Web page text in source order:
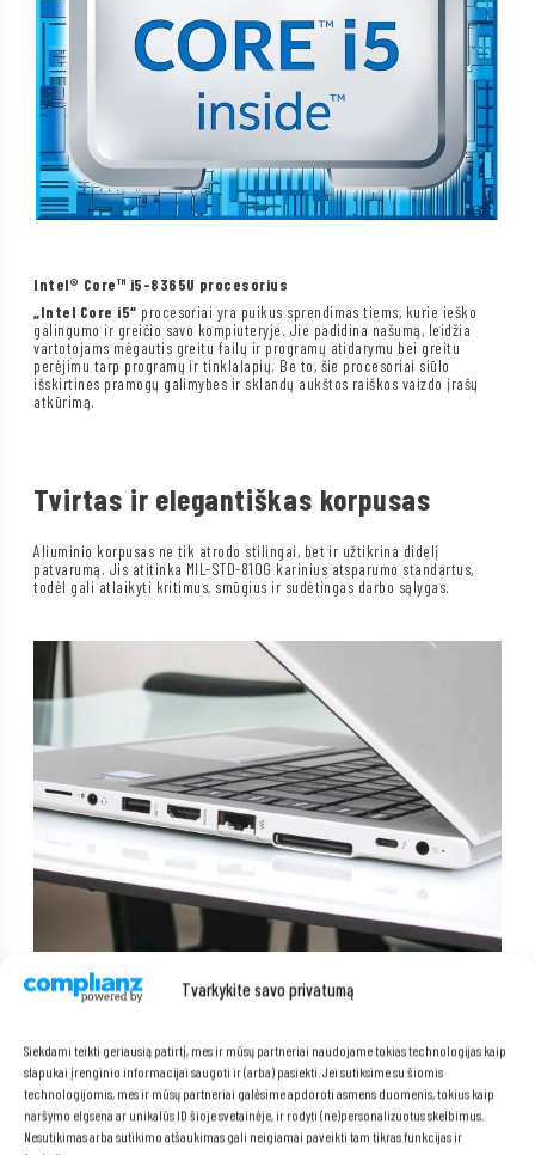
Tvarkykite savo privatumą
Siekdami teikti geriausią patirtį, mes ir mūsų partneriai naudojame tokias technologijas kaip
slapukai įrenginio informacijai saugoti ir (arba) pasiekti. Jei sutiksime su šiomis
technologijomis, mes ir mūsų partneriai galėsime apdoroti asmens duomenis, tokius kaip
naršymo elgsena ar unikalūs ID šioje svetainėje, ir rodyti (ne)personalizuotus skelbimus.
Nesutikimas arba sutikimo atšaukimas gali neigiamai paveikti tam tikras funkcijas ir
Intel® Core™ i5-8365U procesorius
„Intel Core i5“ procesoriai yra puikus sprendimas tiems, kurie ieško
galingumo ir greičio savo kompiuteryje. Jie padidina našumą, leidžia
vartotojams mėgautis greitu failų ir programų atidarymu bei greitu
perėjimu tarp programų ir tinklalapių. Be to, šie procesoriai siūlo
išskirtines pramogų galimybes ir sklandų aukštos raiškos vaizdo įrašų
atkūrimą.
Tvirtas ir elegantiškas korpusas
Aliuminio korpusas ne tik atrodo stilingai, bet ir užtikrina didelį
patvarumą. Jis atitinka MIL-STD-810G karinius atsparumo standartus,
todėl gali atlaikyti kritimus, smūgius ir sudėtingas darbo sąlygas.